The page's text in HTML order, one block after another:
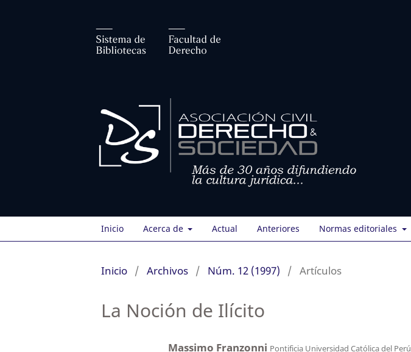
Inicio Acerca de Actual Anteriores Normas editoriales
Inicio / Archivos / Núm. 12 (1997) / Artículos
La Noción de Ilícito
Massimo Franzonni Pontificia Universidad Católica del Perú